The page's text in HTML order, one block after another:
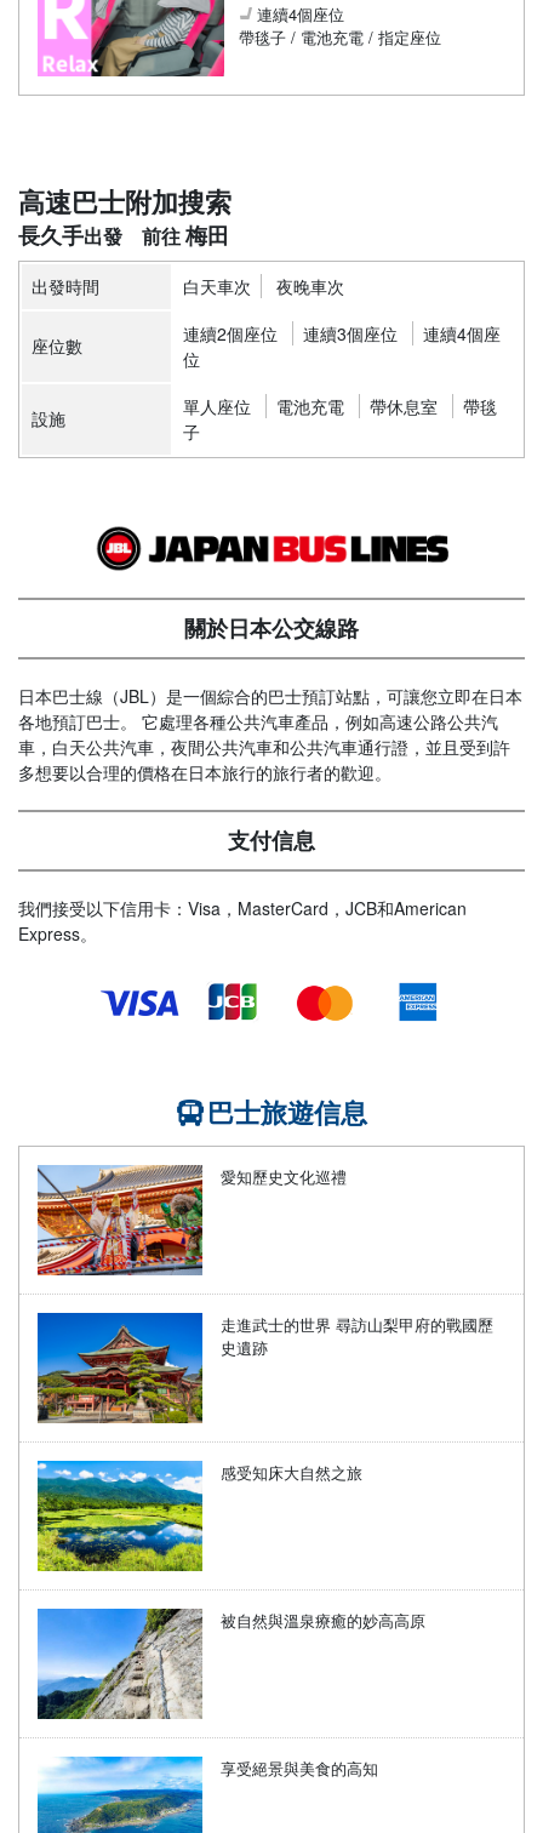
連續4個座位
帶毯子 / 電池充電 / 指定座位
高速巴士附加搜索
長久手 梅田
出發時間 白天車次 夜晚車次
座位數 連續2個座位 連續3個座位
連續4個座
位
設施 單人座位 電池充電 帶休息室
帶毯
子
關於日本公交線路
日本巴士線（JBL）是一個綜合的巴士預訂站點，可讓您立即在日本
各地預訂巴士。 它處理各種公共汽車產品，例如高速公路公共汽
車，白天公共汽車，夜間公共汽車和公共汽車通行證，並且受到許
多想要以合理的價格在日本旅行的旅行者的歡迎。
支付信息
我們接受以下信用卡：Visa，MasterCard，JCB和American
Express。
巴士旅遊信息
愛知歷史文化巡禮
走進武士的世界 尋訪山梨甲府的戰國歷
史遺跡
感受知床大自然之旅
被自然與溫泉療癒的妙高高原
享受絕景與美食的高知